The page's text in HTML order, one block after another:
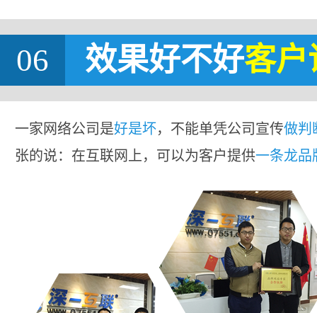
06 效果好不好客户
一家网络公司是好是坏，不能单凭公司宣传做判
张的说：在互联网上，可以为客户提供一条龙品